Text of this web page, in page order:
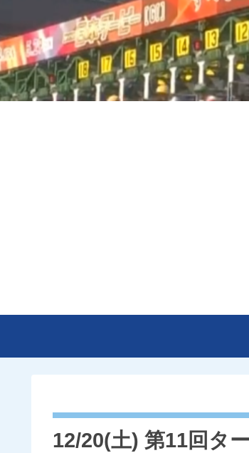
12/20(土) 第11回タ